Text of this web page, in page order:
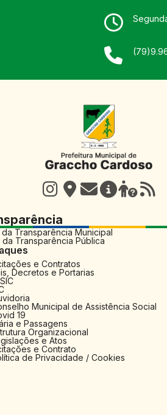
da Transparência Municipal
da Transparência Pública
e Contratos
Decretos e Portarias
Municipal de Assistência Social
19
e Passagens
Organizacional
e Atos
e Contrato
de Privacidade / Cookies